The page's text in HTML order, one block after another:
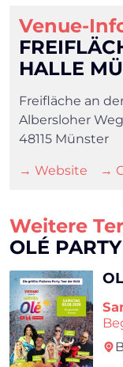
Venue-
HALLE
Freifläche an
Albersloher
48115 Münster
→ Website →
Weitere
OLÉ PARTY